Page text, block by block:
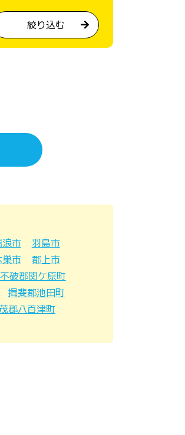
絞り込む
浪市
羽島市
巣市
郡上市
不破郡関ケ原町
揖斐郡池田町
郡八百津町